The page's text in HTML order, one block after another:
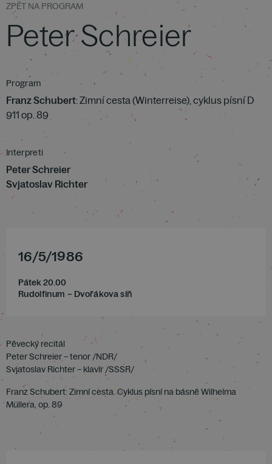
ZPĚT NA PROGRAM
Peter Schreier
Program
Franz Schubert: Zimní cesta (Winterreise), cyklus písní D
911 op. 89
Interpreti
Peter Schreier
Svjatoslav Richter
16/5/1986
Pátek 20.00
Rudolfinum – Dvořákova síň
Pěvecký recitál
Peter Schreier – tenor /NDR/
Svjatoslav Richter – klavír /SSSR/
Franz Schubert: Zimní cesta. Cyklus písní na básně Wilhelma
Müllera, op. 89